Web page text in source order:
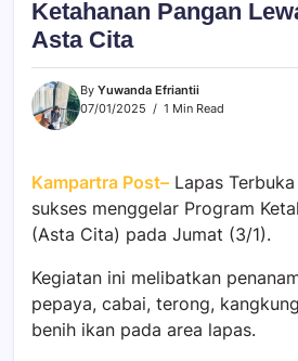
Ketahanan Pangan
Asta Cita
By Yuwanda Efriantii
07/01/2025
1 Min Read
Kampartra Post– Lapas
sukses menggelar Program
(Asta Cita) pada Jumat (3/1).
Kegiatan ini melibatkan
pepaya, cabai, terong,
benih ikan pada area lapas.